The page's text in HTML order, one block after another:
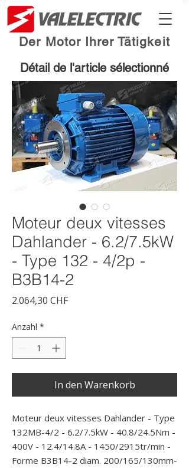
Der Motor Ihrer Tätigkeit
Détail de l'article sélectionné
Moteur deux vitesses
Dahlander - 6.2/7.5kW
- Type 132 - 4/2p -
B3B14-2
2.064,30 CHFPreis
Anzahl *
In den Warenkorb
Moteur deux vitesses Dahlander - Type
132MB-4/2 - 6.2/7.5kW - 40.8/24.5Nm -
400V - 12.4/14.8A - 1450/2915tr/min -
Forme B3B14-2 diam. 200/165/130mm-